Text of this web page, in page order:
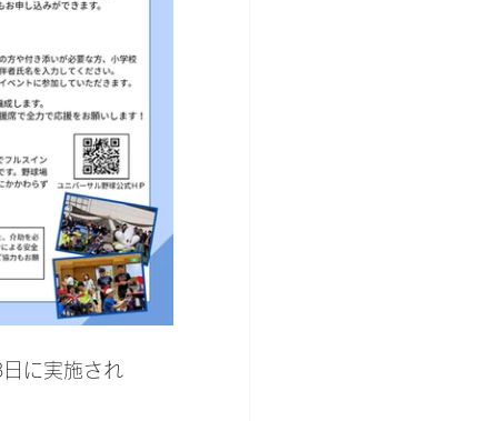
に実施され